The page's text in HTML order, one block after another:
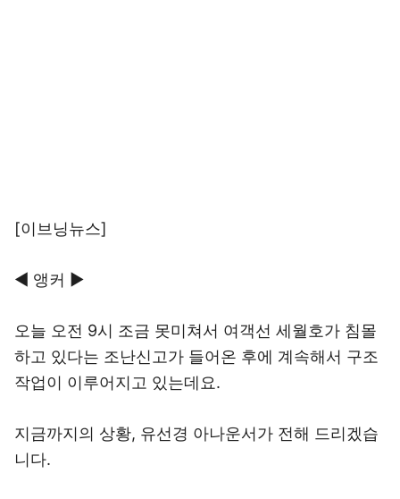
[이브닝뉴스]
◀ 앵커 ▶
오늘 오전 9시 조금 못미쳐서 여객선 세월호가 침몰
하고 있다는 조난신고가 들어온 후에 계속해서 구조
작업이 이루어지고 있는데요.
지금까지의 상황, 유선경 아나운서가 전해 드리겠습
니다.